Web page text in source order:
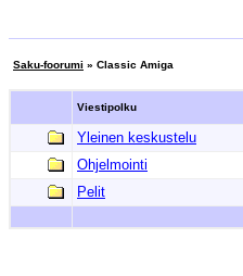
Saku-foorumi » Classic Amiga
Viestipolku
Yleinen keskustelu
Ohjelmointi
Pelit